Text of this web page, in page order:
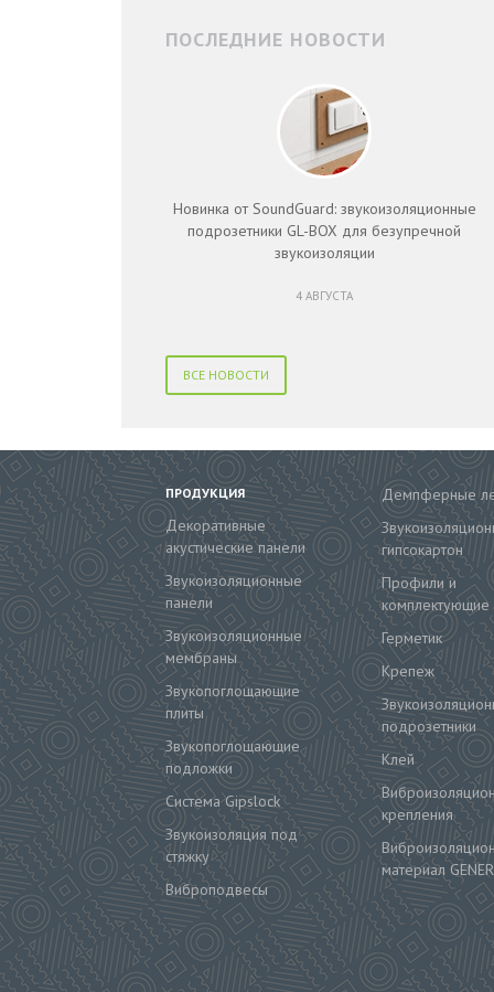
ПОСЛЕДНИЕ НОВОСТИ
Новинка от SoundGuard: звукоизоляционные
подрозетники GL-BOX для безупречной
звукоизоляции
4 АВГУСТА
ВСЕ НОВОСТИ
ПРОДУКЦИЯ
Декоративные
акустические панели
Звукоизоляционные
панели
Звукоизоляционные
мембраны
Звукопоглощающие
плиты
Звукопоглощающие
подложки
Система Gipslock
Звукоизоляция под
стяжку
Виброподвесы
Демпферные
гипсокартон
Профили и
комплектующие
Герметик
Крепеж
подрозетники
Клей
крепления
материал